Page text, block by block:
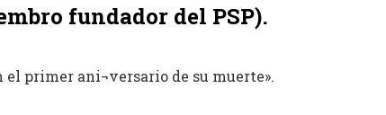
fundador del PSP).
primer ani¬versario de su muerte».